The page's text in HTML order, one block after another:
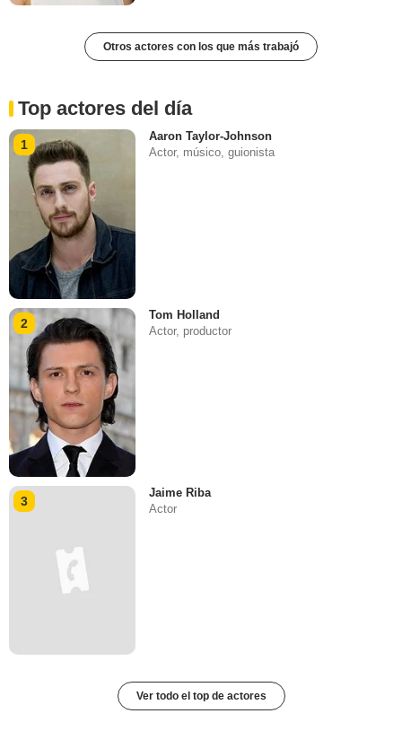
Otros actores con los que más trabajó
Top actores del día
1
Aaron Taylor-Johnson
Actor, músico, guionista
2
Tom Holland
Actor, productor
3
Jaime Riba
Actor
Ver todo el top de actores